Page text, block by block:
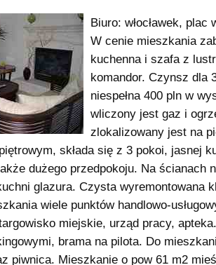
Biuro: włocławek, plac
W cenie mieszkania
kuchenna i szafa z
komandor. Czynsz dla
niespełna 400 pln w
wliczony jest gaz i
zlokalizowany jest na
składa się z 3 pokoi, jasnej
dużego przedpokoju. Na ścianach
glazura. Czysta wyremontowana
wiele punktów handlowo-
miejskie, urząd pracy,
brama na pilota. Do
piwnica. Mieszkanie o pow 61 m2